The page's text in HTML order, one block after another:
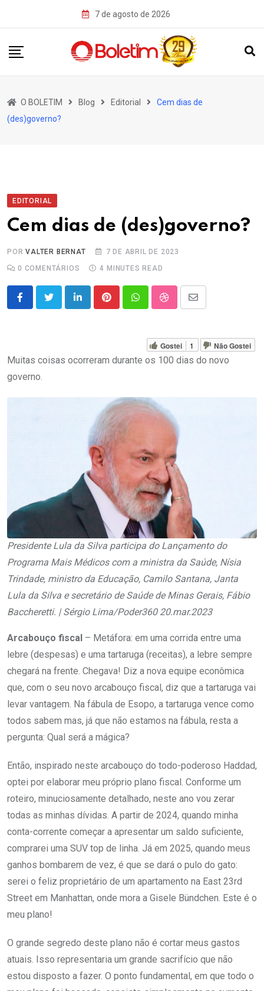
7 de agosto de 2026
O BOLETIM Blog Editorial
Cem dias de
(des)governo?
EDITORIAL
Cem dias de (des)governo?
PORVALTER BERNAT
7 DE ABRIL DE 2023
0 COMENTÁRIOS 4 MINUTES READ
LinkedInPinterestWhatsappStumbleUpon
Share
Email
Gostei 1 Não Gostei
Muitas coisas ocorreram durante os 100 dias do novo
governo.
Presidente Lula da Silva participa do Lançamento do
Programa Mais Médicos com a ministra da Saúde, Nísia
Trindade, ministro da Educação, Camilo Santana, Janta
Lula da Silva e secretário de Saúde de Minas Gerais, Fábio
Baccheretti. | Sérgio Lima/Poder360 20.mar.2023
Arcabouço fiscal – Metáfora: em uma corrida entre uma
lebre (despesas) e uma tartaruga (receitas), a lebre sempre
chegará na frente. Chegava! Diz a nova equipe econômica
que, com o seu novo arcabouço fiscal, diz que a tartaruga vai
levar vantagem. Na fábula de Esopo, a tartaruga vence como
todos sabem mas, já que não estamos na fábula, resta a
pergunta: Qual será a mágica?
Então, inspirado neste arcabouço do todo-poderoso Haddad,
optei por elaborar meu próprio plano fiscal. Conforme um
roteiro, minuciosamente detalhado, neste ano vou zerar
todas as minhas dívidas. A partir de 2024, quando minha
conta-corrente começar a apresentar um saldo suficiente,
comprarei uma SUV top de linha. Já em 2025, quando meus
ganhos bombarem de vez, é que se dará o pulo do gato:
serei o feliz proprietário de um apartamento na East 23rd
Street em Manhattan, onde mora a Gisele Bündchen. Este é o
meu plano!
O grande segredo deste plano não é cortar meus gastos
atuais. Isso representaria um grande sacrifício que não
estou disposto a fazer. O ponto fundamental, em que todo o